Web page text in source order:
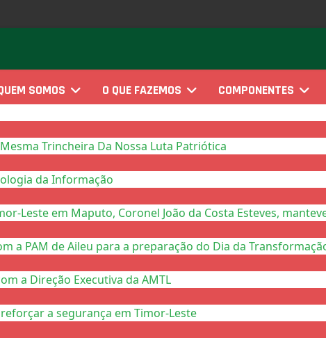
SOMOS O QUE FAZEMOS COMPONENTES
Trincheira Da Nossa Luta Patriótica
da Informação
Leste em Maputo, Coronel João da Costa Esteves,
a PAM de Aileu para a preparação do Dia da
a Direção Executiva da AMTL
a segurança em Timor-Leste